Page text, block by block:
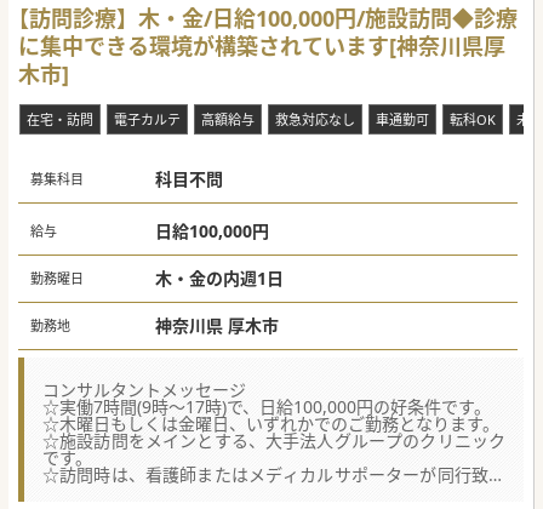
【訪問診療】木・金/日給100,000円/施設訪問◆診療
に集中できる環境が構築されています[神奈川県厚
木市]
在宅・訪問 電子カルテ 高額給与 救急対応なし 車通勤可 転科OK 未
募集科目 科目不問
給与 日給100,000円
勤務曜日 木・金の内週1日
勤務地 神奈川県 厚木市
コンサルタントメッセージ
☆実働7時間(9時～17時)で、日給100,000円の好条件です。
☆木曜日もしくは金曜日、いずれかでのご勤務となります。
☆施設訪問をメインとする、大手法人グループのクリニック
です。
☆訪問時は、看護師またはメディカルサポーターが同行致し
ます。